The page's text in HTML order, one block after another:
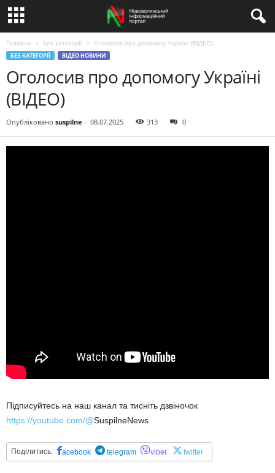
Головна Без категорії Оголосив про допомогу Україні (ВІДЕО)
БЕЗ КАТЕГОРІЇ ВІДЕО НОВИНИ
Оголосив про допомогу Україні
(ВІДЕО)
Опубліковано suspilne - 08.07.2025 313 0
Підписуйтесь на наш канал та тисніть дзвіночок
https://youtube.com/@SuspilneNews
Поділитись: acebook telegram viber twitter